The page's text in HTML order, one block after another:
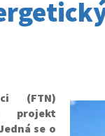
(FTN)
projekt
se o